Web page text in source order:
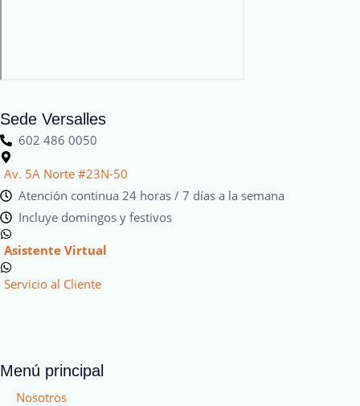
Sede Versalles
602 486 0050
Av. 5A Norte #23N-50
Atención continua 24 horas / 7 días a la semana
Incluye domingos y festivos
Asistente Virtual
Servicio al Cliente
Menú principal
Nosotros